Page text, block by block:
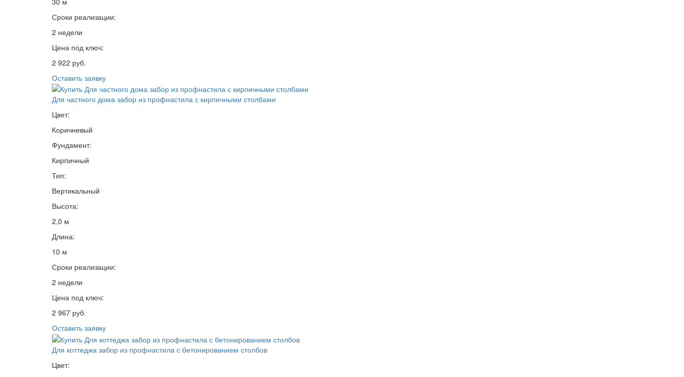
Сроки реализации:
2 недели
Цена под ключ:
2 922 руб.
Оставить заявку
Для частного дома забор из профнастила с кирпичными столбами
Цвет:
Коричневый
Фундамент:
Кирпичный
Тип:
Вертикальный
Высота:
2,0 м
Длина:
10 м
Сроки реализации:
2 недели
Цена под ключ:
2 967 руб.
Оставить заявку
Для коттеджа забор из профнастила с бетонированием столбов
Цвет: